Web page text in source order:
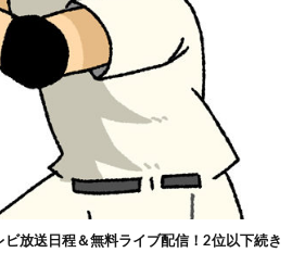
ビ放送日程＆無料ライブ配信！2位以下続き